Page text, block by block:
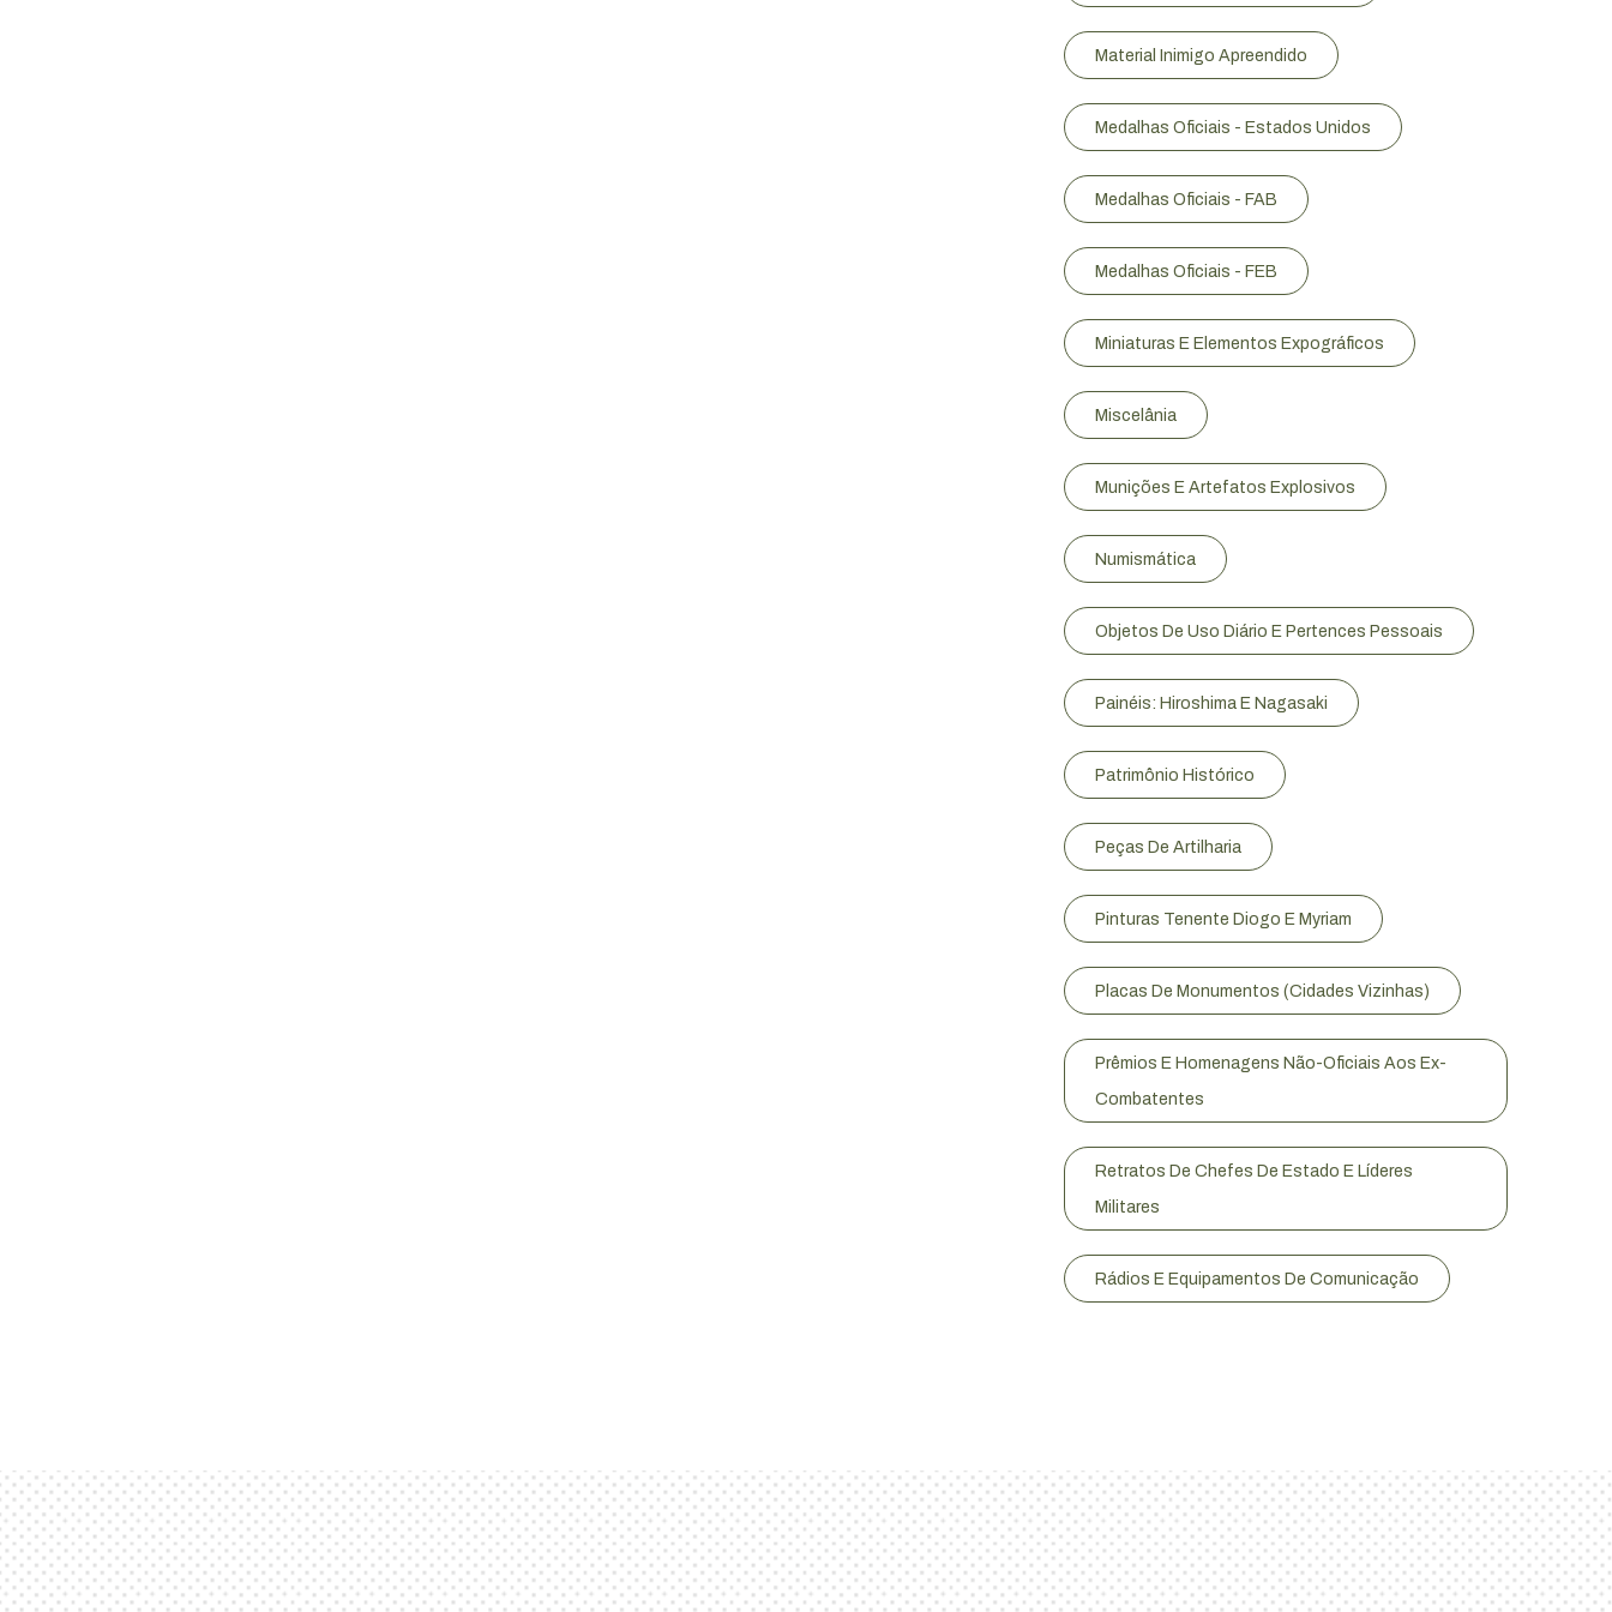
Material Inimigo Apreendido
Medalhas Oficiais - Estados Unidos
Medalhas Oficiais - FAB
Medalhas Oficiais - FEB
Miniaturas E Elementos Expográficos
Miscelânia
Munições E Artefatos Explosivos
Numismática
Objetos De Uso Diário E Pertences Pessoais
Painéis: Hiroshima E Nagasaki
Patrimônio Histórico
Peças De Artilharia
Pinturas Tenente Diogo E Myriam
Placas De Monumentos (Cidades Vizinhas)
Prêmios E Homenagens Não-Oficiais Aos Ex-
Combatentes
Retratos De Chefes De Estado E Líderes
Militares
Rádios E Equipamentos De Comunicação